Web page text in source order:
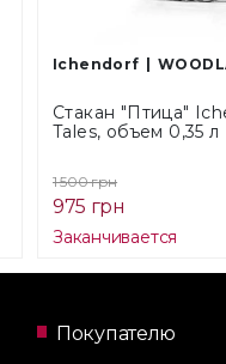
Ichendorf
Стакан "Птица"
Tales, объем 0,35 л
1 500 грн
975 грн
Заканчивается
Покупателю